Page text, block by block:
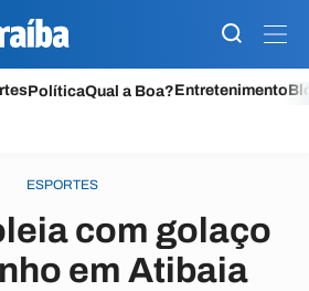
PolíticaQual a Boa?Entretenimento
ESPORTES
com golaço
em Atibaia